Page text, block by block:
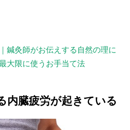
鍼灸師がお伝えする自然の理に
大限に使うお手当て法
内臓疲労が起きている